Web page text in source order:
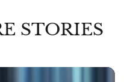
STORIES